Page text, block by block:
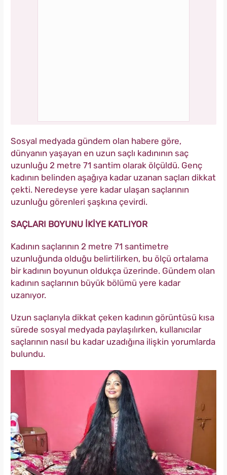
Sosyal medyada gündem olan habere göre,
dünyanın yaşayan en uzun saçlı kadınının saç
uzunluğu 2 metre 71 santim olarak ölçüldü. Genç
kadının belinden aşağıya kadar uzanan saçları dikkat
çekti. Neredeyse yere kadar ulaşan saçlarının
uzunluğu görenleri şaşkına çevirdi.
SAÇLARI BOYUNU İKİYE KATLIYOR
Kadının saçlarının 2 metre 71 santimetre
uzunluğunda olduğu belirtilirken, bu ölçü ortalama
bir kadının boyunun oldukça üzerinde. Gündem olan
kadının saçlarının büyük bölümü yere kadar
uzanıyor.
Uzun saçlarıyla dikkat çeken kadının görüntüsü kısa
sürede sosyal medyada paylaşılırken, kullanıcılar
saçlarının nasıl bu kadar uzadığına ilişkin yorumlarda
bulundu.